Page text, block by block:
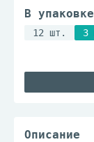
В упаковке
12 шт. 3
Описание